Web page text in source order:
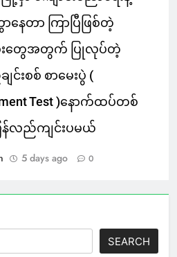
နေတာ ကြာပြီဖြစ်တဲ့
တွေအတွက် ပြုလုပ်တဲ့
င်းစစ် စာမေးပွဲ (
Test )နောက်ထပ်တစ်
ြန်လည်ကျင်းပမယ်
5 days ago 0
SEARCH